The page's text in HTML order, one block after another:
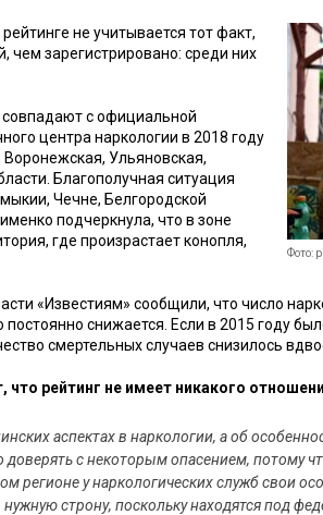
Фото:
не учитывается тот факт,
зарегистрировано: среди них
с официальной
центра наркологии в 2018 году
Ульяновская,
Благополучная ситуация
Чечне, Белгородской
подчеркнула, что в зоне
где произрастает конопля,
«Известиям» сообщили, что число
снижается. Если в 2015 году
смертельных случаев снизилось
рейтинг не имеет никакого
аспектах в наркологии, а об
с некоторым опасением, потому
регионе у наркологических служб свои
нужную строну, поскольку находятся под